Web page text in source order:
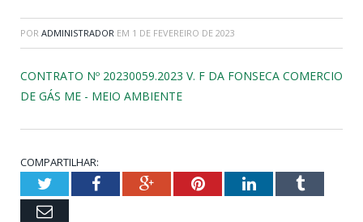
POR ADMINISTRADOR EM 1 DE FEVEREIRO DE 2023
CONTRATO Nº 20230059.2023 V. F DA FONSECA COMERCIO
DE GÁS ME - MEIO AMBIENTE
COMPARTILHAR:
TwitterFacebookGoogle+PinterestLinkedInTumblr
Email